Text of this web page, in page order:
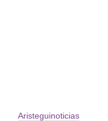
Aristeguinoticias